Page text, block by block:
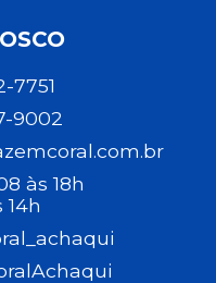
7751
9002
às 18h
14h